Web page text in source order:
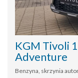
KGM Tivoli
Adventure
Benzyna, skrzynia